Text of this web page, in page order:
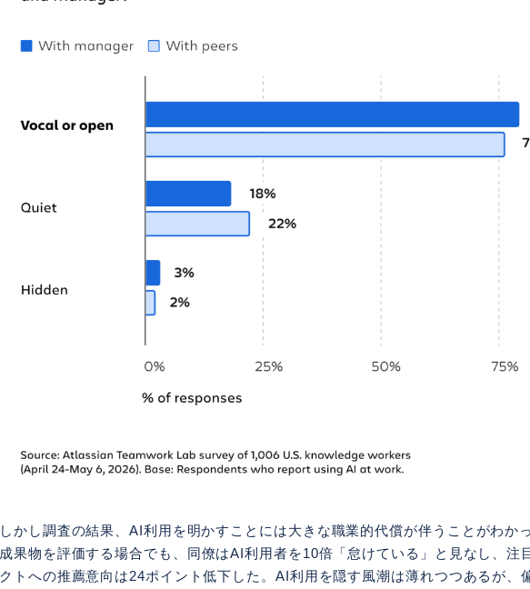
しかし調査の結果、AI利用を明かすことには大きな職業的代償が伴うことがわか
成果物を評価する場合でも、同僚はAI利用者を10倍「怠けている」と見なし、注
クトへの推薦意向は24ポイント低下した。AI利用を隠す風潮は薄れつつあるが、